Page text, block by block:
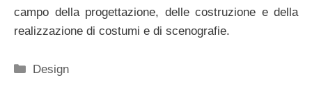
campo della progettazione, delle costruzione e della
realizzazione di costumi e di scenografie.
Categorie
Design